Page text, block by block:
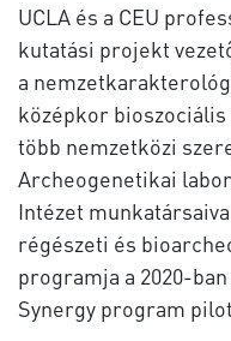
UCLA és a CEU
kutatási projekt
a
középkor
több nemzetközi
Archeogenetikai
Intézet
régészeti és
programja a 2020-
Synergy program